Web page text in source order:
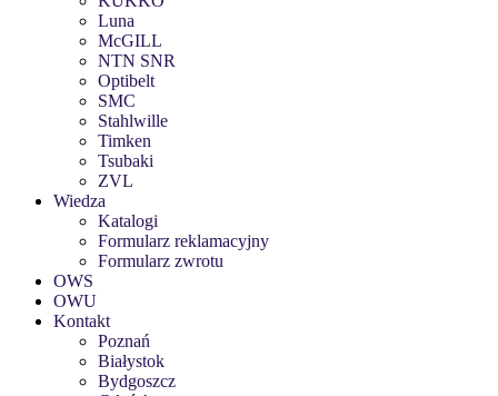
Luna
McGILL
NTN SNR
Optibelt
SMC
Stahlwille
Timken
Tsubaki
ZVL
Wiedza
Katalogi
Formularz reklamacyjny
Formularz zwrotu
OWS
OWU
Kontakt
Poznań
Białystok
Bydgoszcz